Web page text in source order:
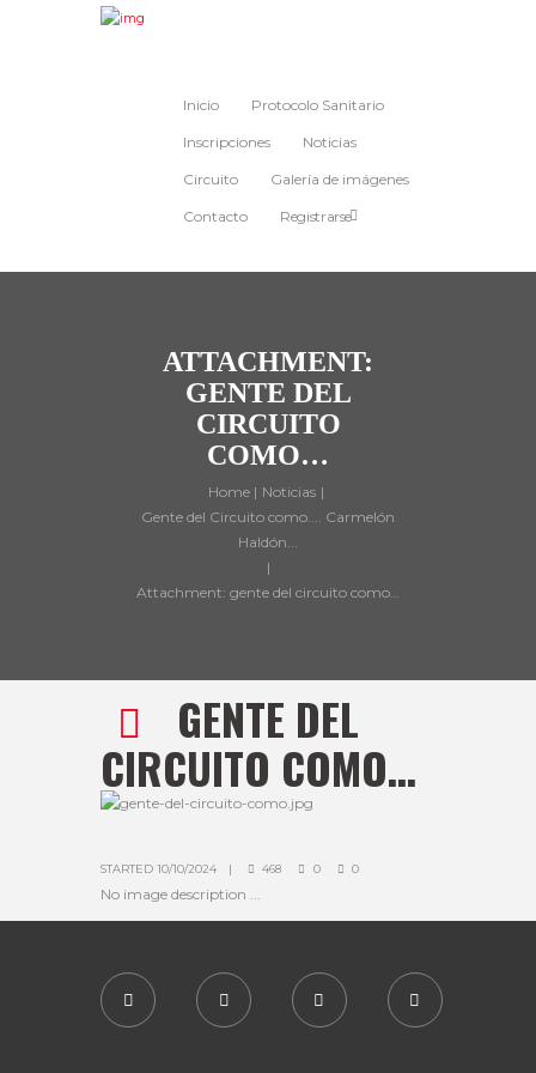
Inicio Protocolo Sanitario
Inscripciones Noticias
Circuito Galería de imágenes
Contacto Registrarse
ATTACHMENT:
GENTE DEL
CIRCUITO
COMO…
Home
Noticias
Gente del Circuito como.... Carmelón
Haldón...
Attachment: gente del circuito como…
GENTE DEL
CIRCUITO COMO…
STARTED 10/10/2024 468 0 0
No image description ...